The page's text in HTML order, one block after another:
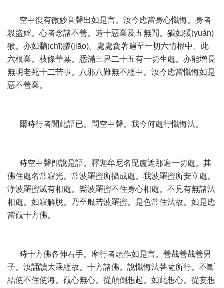
空中復有微妙音聲出如是言。汝今應當身心懺悔。身者
殺盜婬。心者念諸不善。造十惡業及五無間。猶如猨(yuán)
猴。亦如黐(chī)膠(jiāo)。處處貪著遍至一切六情根中。此
六根業。枝條華葉。悉滿三界二十五有一切生處。亦能增長
無明老死十二苦事。八邪八難無不經中。汝今應當懺悔如是
惡不善業。
爾時行者聞此語已。問空中聲。我今何處行懺悔法。
時空中聲卽說是語。釋迦牟尼名毘盧遮那遍一切處。其
佛住處名常寂光。常波羅蜜所攝成處。我波羅蜜所安立處。
浄波羅蜜滅有相處。樂波羅蜜不住身心相處。不見有無諸法
相處。如寂解脫。乃至般若波羅蜜。是色常住法故。如是應
當觀十方佛。
時十方佛各伸右手。摩行者頭作如是言。善哉善哉善男
子。汝誦讀大乘經故。十方諸佛。說懺悔法菩薩所行。不斷
結使不住使海。觀心無心。從顛倒想起。如此想心。從妄想